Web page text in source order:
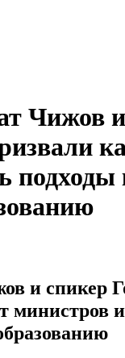
Чижов
подходы
и спикер
министров